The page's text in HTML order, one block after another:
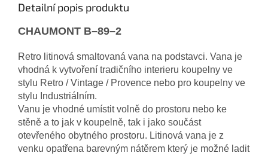
Detailní popis produktu
CHAUMONT B–89–2
Retro litinová smaltovaná vana na podstavci. Vana je
vhodná k vytvoření tradičního interieru koupelny ve
stylu Retro / Vintage / Provence nebo pro koupelny ve
stylu Industriálním.
Vanu je vhodné umístit volně do prostoru nebo ke
stěně a to jak v koupelně, tak i jako součást
otevřeného obytného prostoru. Litinová vana je z
venku opatřena barevným nátěrem který je možné ladit